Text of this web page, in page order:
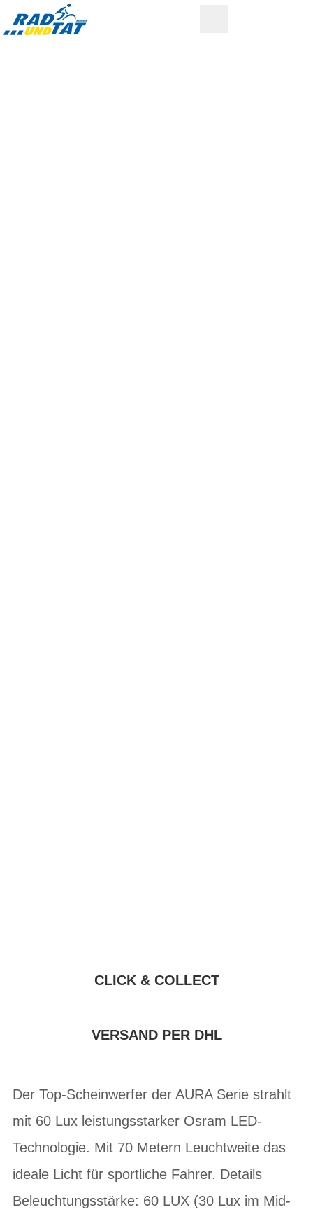
CLICK & COLLECT
VERSAND PER DHL
Der Top-Scheinwerfer der AURA Serie strahlt
mit 60 Lux leistungsstarker Osram LED-
Technologie. Mit 70 Metern Leuchtweite das
ideale Licht für sportliche Fahrer. Details
Beleuchtungsstärke: 60 LUX (30 Lux im Mid-